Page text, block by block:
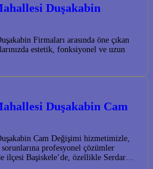
Duşakabin
Firmaları arasında öne çıkan
estetik, fonksiyonel ve uzun
Duşakabin Cam
Cam Değişimi hizmetimizle,
sorunlarına profesyonel çözümler
ilçesi Başiskele’de, özellikle Serdar…